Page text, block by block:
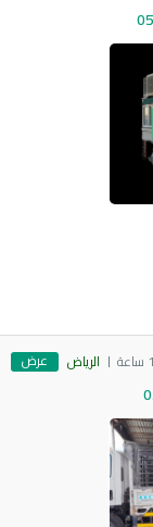
الرياض عرض